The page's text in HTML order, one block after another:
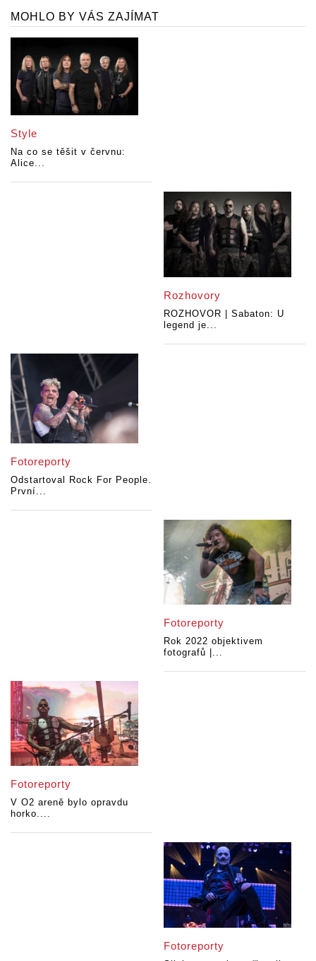
MOHLO BY VÁS ZAJÍMAT
Style
Na co se těšit v červnu:
Alice...
Rozhovory
ROZHOVOR | Sabaton: U
legend je...
Fotoreporty
Odstartoval Rock For People.
První...
Fotoreporty
Rok 2022 objektivem
fotografů |...
Fotoreporty
V O2 areně bylo opravdu
horko....
Fotoreporty